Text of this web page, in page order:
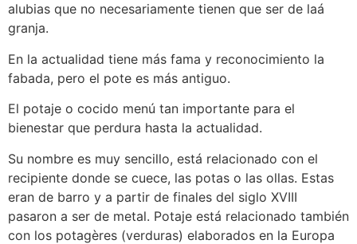
alubias que no necesariamente tienen que ser de laá
granja.
En la actualidad tiene más fama y reconocimiento la
fabada, pero el pote es más antiguo.
El potaje o cocido menú tan importante para el
bienestar que perdura hasta la actualidad.
Su nombre es muy sencillo, está relacionado con el
recipiente donde se cuece, las potas o las ollas. Estas
eran de barro y a partir de finales del siglo XVIII
pasaron a ser de metal. Potaje está relacionado también
con los potagères (verduras) elaborados en la Europa